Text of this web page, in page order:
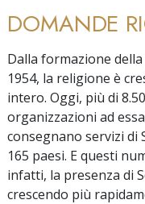
DOMANDE
Dalla formazione
1954, la religione è
intero. Oggi, più di
organizzazioni ad
consegnano servizi di
165 paesi. E questi
infatti, la presenza di
crescendo più